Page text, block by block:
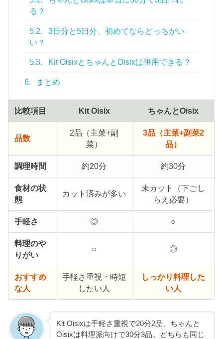
る？
5.2.
3日分と5日分、初めてならどっちがい
い？
5.3. Kit OisixとちゃんとOisixは併用できる？
6. まとめ
比較項目 Kit Oisix ちゃんとOisix
品数
2品（主菜+副
菜）
3品（主菜+副菜2
品）
調理時間 約20分 約30分
食材の状
態
カット済みが多い
未カット（下ごし
らえ必要）
手軽さ ◎ ○
料理のや
りがい
○ ◎
おすすめ
な人
手軽さ重視・時短
したい人
しっかり料理した
い人
Kit Oisixは手軽さ重視で20分2品、ちゃんと
Oisixは料理派向けで30分3品。どちらも同じ